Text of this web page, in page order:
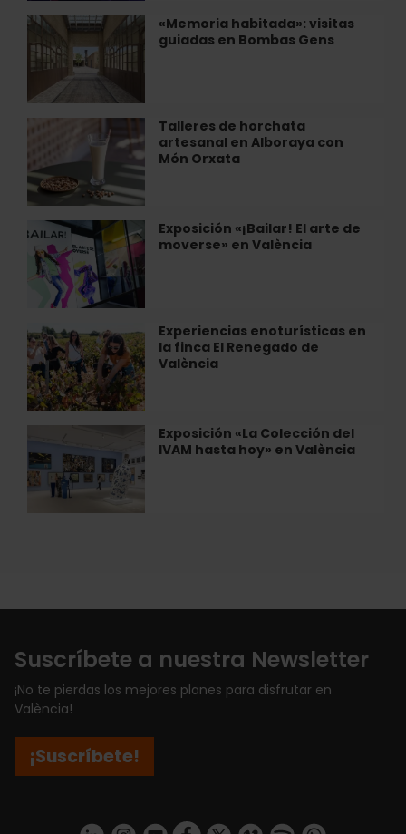
directo
València
«Memoria habitada»: visitas
guiadas en Bombas Gens
«Memoria
habitada»:
visitas
guiadas
en
Bombas
Talleres de horchata
artesanal en Alboraya con
Món Orxata
Talleres
horchata
artesanal
en
Alboraya
con
Món
Orxata
Exposición «¡Bailar! El arte de
moverse» en València
Exposición
«¡Bailar!
El
arte
moverse»
en
València
Experiencias enoturísticas en
la finca El Renegado de
València
Experiencias
enoturísticas
en
la
finca
de
València
Exposición «La Colección del
IVAM hasta hoy» en València
«La
Colección
del
IVAM
Suscríbete a nuestra Newsletter
¡No te pierdas los mejores planes para disfrutar en
València!
¡Suscríbete!